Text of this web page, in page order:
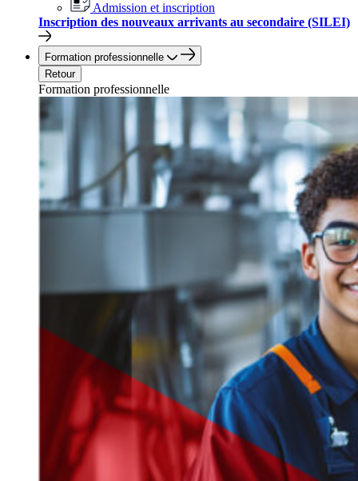
Admission et inscription
Inscription des nouveaux arrivants au secondaire (SILEI)
Formation professionnelle
Retour
Formation professionnelle